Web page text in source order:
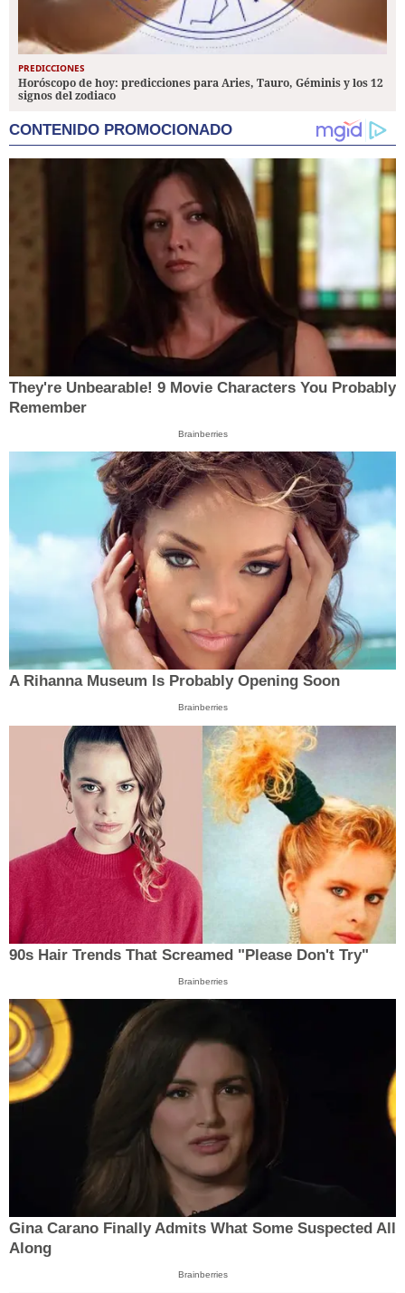
PREDICCIONES
Horóscopo de hoy: predicciones para Aries, Tauro, Géminis y los 12
signos del zodiaco
CONTENIDO PROMOCIONADO
They're Unbearable! 9 Movie Characters You Probably
Remember
Brainberries
A Rihanna Museum Is Probably Opening Soon
Brainberries
90s Hair Trends That Screamed "Please Don't Try"
Brainberries
Gina Carano Finally Admits What Some Suspected All
Along
Brainberries